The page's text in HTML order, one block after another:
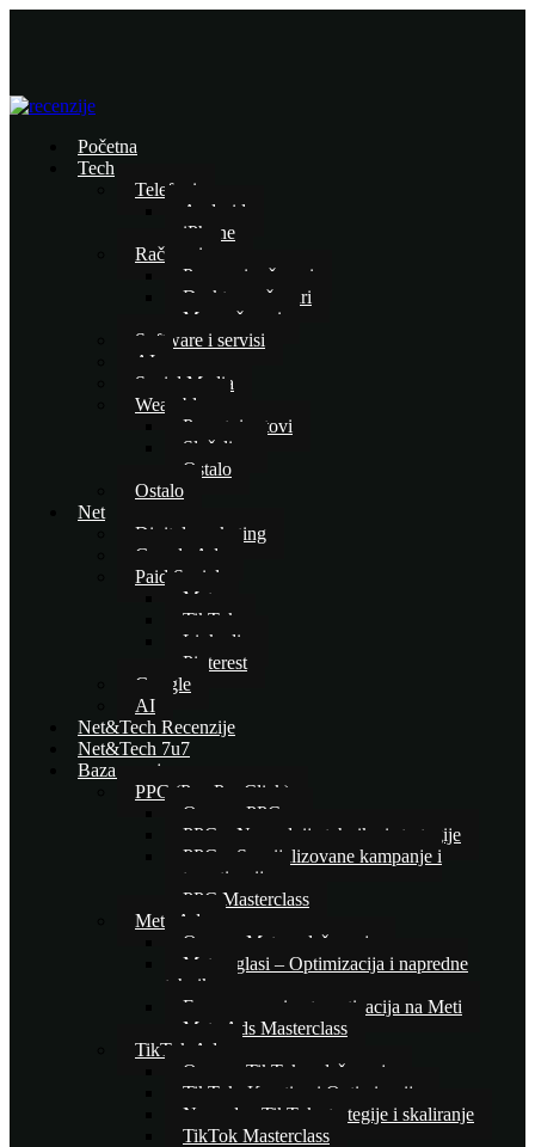
Početna
Tech
Telefoni
Android
iPhone
Računari
Prenosni računari
Desktop računari
Mac računari
Software i servisi
AI
Social Media
Wearables
Pametni satovi
Slušalice
Ostalo
Ostalo
Net
Digital marketing
Google Ads
Paid Social
Meta
TikTok
Linkedin
Pinterest
Google
AI
Net&Tech Recenzije
Net&Tech 7u7
Baza znanja
PPC (Pay Per Click)
Osnove PPC-a
PPC – Naprednije tehnike i strategije
PPC – Specijalizovane kampanje i
automatizacija
PPC Masterclass
Meta Ads
Osnove Meta oglašavanja
Meta oglasi – Optimizacija i napredne
tehnike
E-commerce i automatizacija na Meti
Meta Ads Masterclass
TikTok Ads
Osnove TikTok oglašavanja
TikTok: Kreativa i Optimizacija
Napredne TikTok strategije i skaliranje
TikTok Masterclass